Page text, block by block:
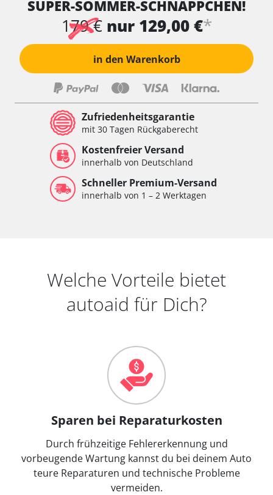
SUPER-SOMMER-SCHNÄPPCHEN!
179 € nur 129,00 €*
in den Warenkorb
Zufriedenheitsgarantie
mit 30 Tagen Rückgaberecht
Kostenfreier Versand
innerhalb von Deutschland
Schneller Premium-Versand
innerhalb von 1 – 2 Werktagen
Welche Vorteile bietet
autoaid für Dich?
Sparen bei Reparaturkosten
Durch frühzeitige Fehlererkennung und
vorbeugende Wartung kannst du bei deinem Auto
teure Reparaturen und technische Probleme
vermeiden.